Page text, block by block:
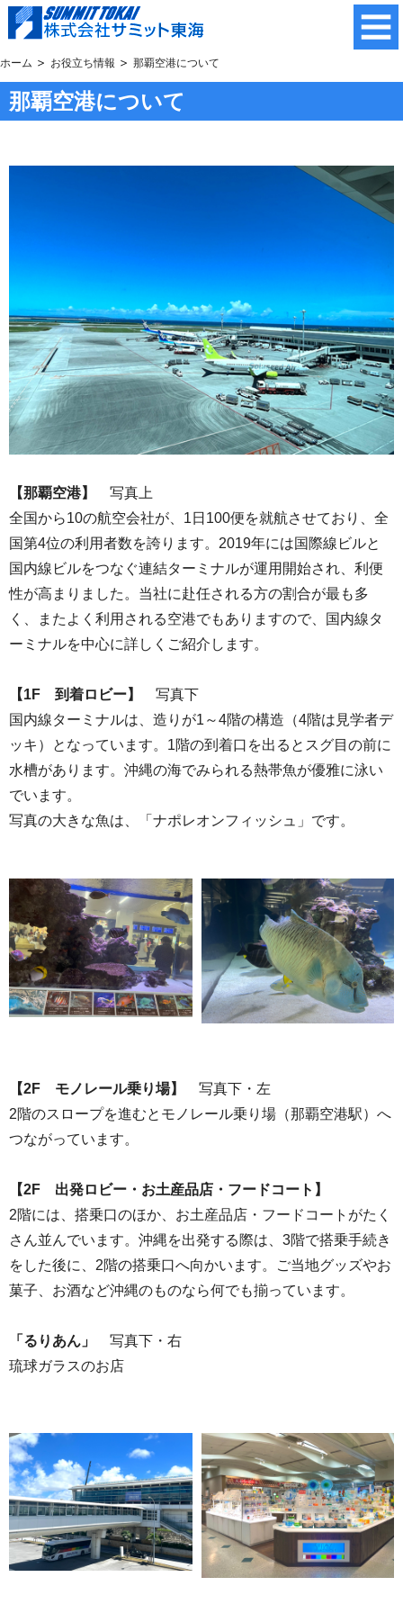
ホーム お役立ち情報 那覇空港について
那覇空港について
【那覇空港】
写真上
全国から10の航空会社が、1日100便を就航させており、全
国第4位の利用者数を誇ります。2019年には国際線ビルと
国内線ビルをつなぐ連結ターミナルが運用開始され、利便
性が高まりました。当社に赴任される方の割合が最も多
く、またよく利用される空港でもありますので、国内線タ
ーミナルを中心に詳しくご紹介します。
【1F 到着ロビー】
写真下
国内線ターミナルは、造りが1～4階の構造（4階は見学者デ
ッキ）となっています。1階の到着口を出るとスグ目の前に
水槽があります。沖縄の海でみられる熱帯魚が優雅に泳い
でいます。
写真の大きな魚は、「ナポレオンフィッシュ」です。
【2F モノレール乗り場】
写真下・左
2階のスロープを進むとモノレール乗り場（那覇空港駅）へ
つながっています。
【2F 出発ロビー・お土産品店・フードコート】
2階には、搭乗口のほか、お土産品店・フードコートがたく
さん並んでいます。沖縄を出発する際は、3階で搭乗手続き
をした後に、2階の搭乗口へ向かいます。ご当地グッズやお
菓子、お酒など沖縄のものなら何でも揃っています。
「るりあん」 写真下・右
琉球ガラスのお店